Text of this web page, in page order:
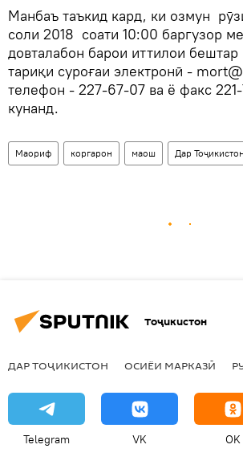
Манбаъ таъкид кард, ки озмун
соли 2018 соати 10:00 баргузор
довталабон барои иттилои
тариқи суроғаи электронӣ -
телефон - 227-67-07 ва ё факс
кунанд.
Маориф коргарон маош Дар Тоҷикистон
Тоҷикистон
ДАР ТОҶИКИСТОН ОСИЁИ МАРКАЗӢ
Telegram VK OK